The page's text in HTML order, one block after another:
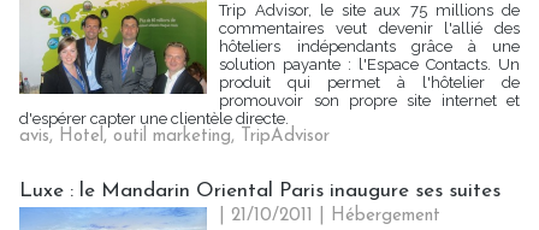
Trip Advisor, le site aux 75 millions de
commentaires veut devenir l'allié des
hôteliers indépendants grâce à une
solution payante : l'Espace Contacts. Un
produit qui permet à l'hôtelier de
promouvoir son propre site internet et
d'espérer capter une clientèle directe.
avis, Hotel, outil marketing, TripAdvisor
Luxe : le Mandarin Oriental Paris inaugure ses suites
| 21/10/2011
Hébergement